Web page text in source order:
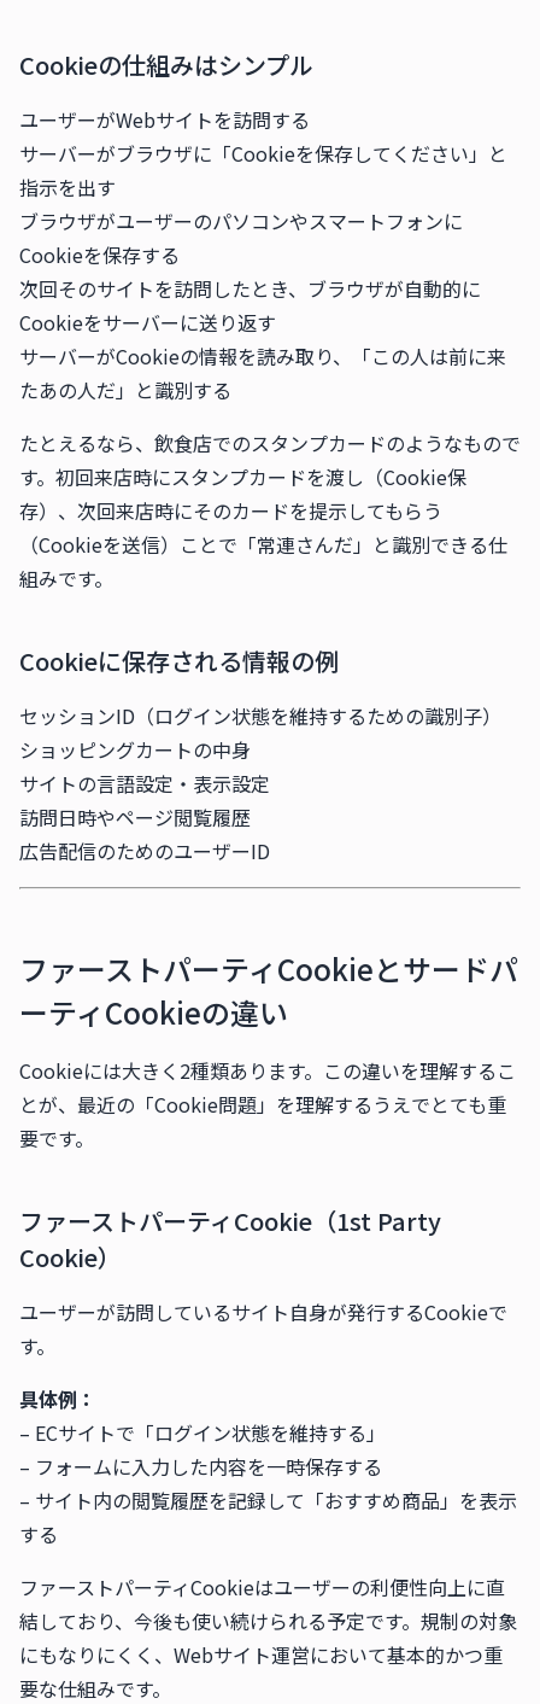
Cookieの仕組みはシンプル
ユーザーがWebサイトを訪問する
サーバーがブラウザに「Cookieを保存してください」と
指示を出す
ブラウザがユーザーのパソコンやスマートフォンに
Cookieを保存する
次回そのサイトを訪問したとき、ブラウザが自動的に
Cookieをサーバーに送り返す
サーバーがCookieの情報を読み取り、「この人は前に来
たあの人だ」と識別する
たとえるなら、飲食店でのスタンプカードのようなもので
す。初回来店時にスタンプカードを渡し（Cookie保
存）、次回来店時にそのカードを提示してもらう
（Cookieを送信）ことで「常連さんだ」と識別できる仕
組みです。
Cookieに保存される情報の例
セッションID（ログイン状態を維持するための識別子）
ショッピングカートの中身
サイトの言語設定・表示設定
訪問日時やページ閲覧履歴
広告配信のためのユーザーID
ファーストパーティCookieとサードパ
ーティCookieの違い
Cookieには大きく2種類あります。この違いを理解するこ
とが、最近の「Cookie問題」を理解するうえでとても重
要です。
ファーストパーティCookie（1st Party
Cookie）
ユーザーが訪問しているサイト自身が発行するCookieで
す。
具体例：
– ECサイトで「ログイン状態を維持する」
– フォームに入力した内容を一時保存する
– サイト内の閲覧履歴を記録して「おすすめ商品」を表示
する
ファーストパーティCookieはユーザーの利便性向上に直
結しており、今後も使い続けられる予定です。規制の対象
にもなりにくく、Webサイト運営において基本的かつ重
要な仕組みです。